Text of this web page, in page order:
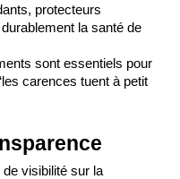
protecteurs
la santé de
sont essentiels pour
carences tuent à petit
visibilité sur la